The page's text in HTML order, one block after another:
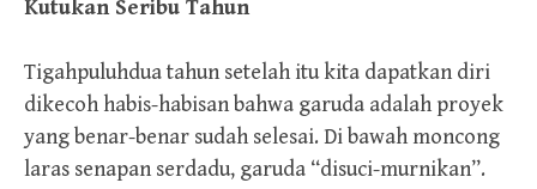
Kutukan Seribu Tahun
Tigahpuluhdua tahun setelah itu kita dapatkan diri
dikecoh habis-habisan bahwa garuda adalah proyek
yang benar-benar sudah selesai. Di bawah moncong
laras senapan serdadu, garuda “disuci-murnikan”.